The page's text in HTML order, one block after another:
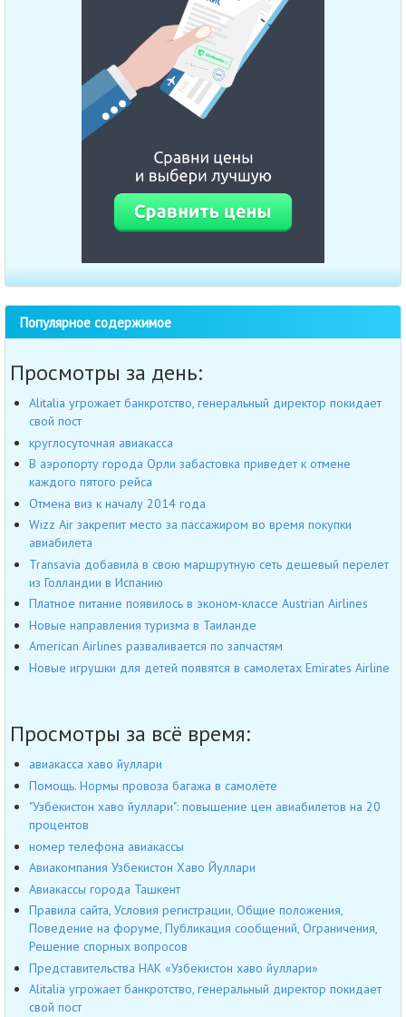
Популярное содержимое
Просмотры за день:
Alitalia угрожает банкротство, генеральный директор покидает
свой пост
круглосуточная авиакасса
В аэропорту города Орли забастовка приведет к отмене
каждого пятого рейса
Отмена виз к началу 2014 года
Wizz Air закрепит место за пассажиром во время покупки
авиабилета
Transavia добавила в свою маршрутную сеть дешевый перелет
из Голландии в Испанию
Платное питание появилось в эконом-классе Austrian Airlines
Новые направления туризма в Таиланде
American Airlines разваливается по запчастям
Новые игрушки для детей появятся в самолетах Emirates Airline
Просмотры за всё время:
авиакасса хаво йуллари
Помощь. Нормы провоза багажа в самолёте
"Узбекистон хаво йуллари": повышение цен авиабилетов на 20
процентов
номер телефона авиакассы
Авиакомпания Узбекистон Хаво Йуллари
Авиакассы города Ташкент
Правила сайта, Условия регистрации, Общие положения,
Поведение на форуме, Публикация сообщений, Ограничения,
Решение спорных вопросов
Представительства НАК «Узбекистон хаво йуллари»
Alitalia угрожает банкротство, генеральный директор покидает
свой пост